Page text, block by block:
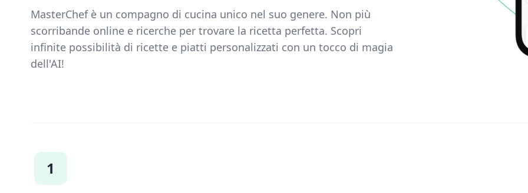
MasterChef è un compagno di cucina unico nel suo genere. Non più
scorribande online e ricerche per trovare la ricetta perfetta. Scopri
infinite possibilità di ricette e piatti personalizzati con un tocco di magia
dell'AI!
1